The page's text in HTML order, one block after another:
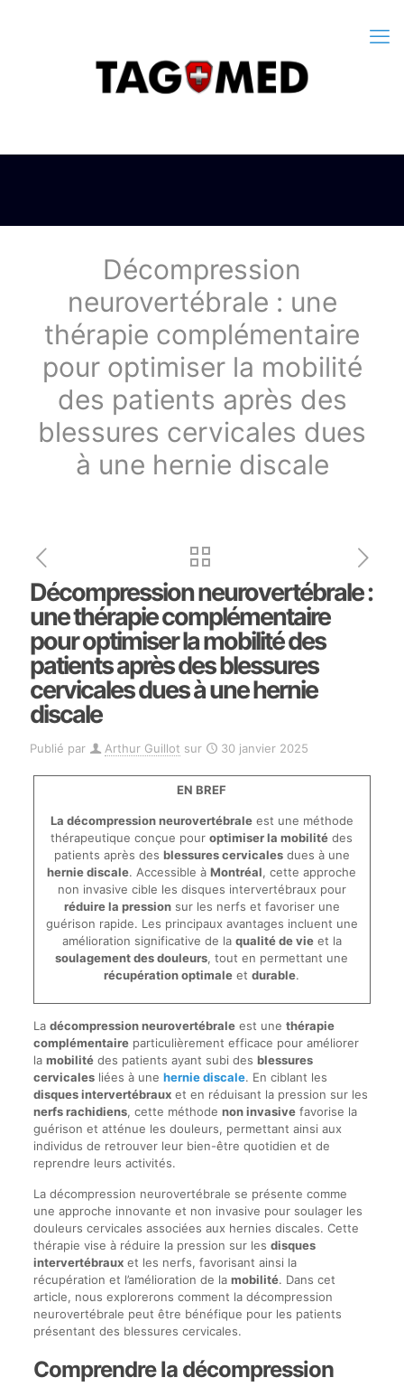
Décompression
neurovertébrale : une
thérapie complémentaire
pour optimiser la mobilité
des patients après des
blessures cervicales dues
à une hernie discale
Décompression neurovertébrale :
une thérapie complémentaire
pour optimiser la mobilité des
patients après des blessures
cervicales dues à une hernie
discale
Publié par Arthur Guillot sur 30 janvier 2025
EN BREF
La décompression neurovertébraleest une méthode
thérapeutique conçue pouroptimiser la mobilité des
patients après des blessures cervicalesdues à une
hernie discale. Accessible àMontréal, cette approche
non invasive cible les disques intervertébraux pour
réduire la pressionsur les nerfs et favoriser une
guérison rapide. Les principaux avantages incluent une
amélioration significative de la qualité de vieet la
soulagement des douleurs, tout en permettant une
récupération optimale etdurable.
La décompression neurovertébraleest une thérapie
complémentaireparticulièrement efficace pour améliorer
la mobilitédes patients ayant subi des blessures
cervicalesliées à une hernie discale. En ciblant les
disques intervertébrauxet en réduisant la pression sur les
nerfs rachidiens, cette méthode non invasivefavorise la
guérison et atténue les douleurs, permettant ainsi aux
individus de retrouver leur bien-être quotidien et de
reprendre leurs activités.
La décompression neurovertébrale se présente comme
une approche innovante et non invasive pour soulager les
douleurs cervicales associées aux hernies discales. Cette
thérapie vise à réduire la pression sur les disques
intervertébrauxet les nerfs, favorisant ainsi la
récupération et l’amélioration de la mobilité. Dans cet
article, nous explorerons comment la décompression
neurovertébrale peut être bénéfique pour les patients
présentant des blessures cervicales.
Comprendre la décompression